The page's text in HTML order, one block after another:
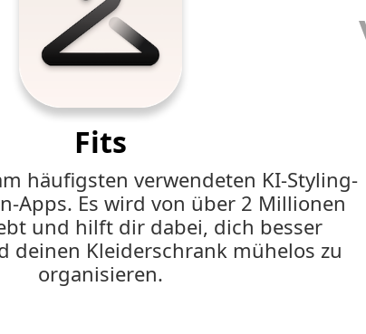
Fits
häufigsten verwendeten KI-Styling-
Apps. Es wird von über 2 Millionen
und hilft dir dabei, dich besser
deinen Kleiderschrank mühelos zu
organisieren.